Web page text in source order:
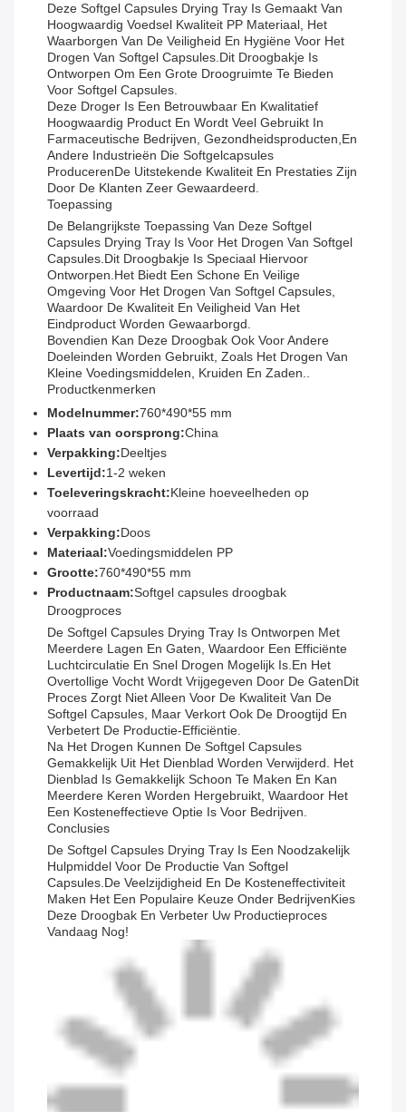
Deze Softgel Capsules Drying Tray Is Gemaakt Van
Hoogwaardig Voedsel Kwaliteit PP Materiaal, Het
Waarborgen Van De Veiligheid En Hygiëne Voor Het
Drogen Van Softgel Capsules.dit Droogbakje Is
Ontworpen Om Een Grote Droogruimte Te Bieden
Voor Softgel Capsules.
Deze Droger Is Een Betrouwbaar En Kwalitatief
Hoogwaardig Product En Wordt Veel Gebruikt In
Farmaceutische Bedrijven, Gezondheidsproducten,en
Andere Industrieën Die Softgelcapsules
ProducerenDe Uitstekende Kwaliteit En Prestaties Zijn
Door De Klanten Zeer Gewaardeerd.
Toepassing
De Belangrijkste Toepassing Van Deze Softgel
Capsules Drying Tray Is Voor Het Drogen Van Softgel
Capsules.Dit Droogbakje Is Speciaal Hiervoor
Ontworpen.Het Biedt Een Schone En Veilige
Omgeving Voor Het Drogen Van Softgel Capsules,
Waardoor De Kwaliteit En Veiligheid Van Het
Eindproduct Worden Gewaarborgd.
Bovendien Kan Deze Droogbak Ook Voor Andere
Doeleinden Worden Gebruikt, Zoals Het Drogen Van
Kleine Voedingsmiddelen, Kruiden En Zaden..
Productkenmerken
Modelnummer:760*490*55 mm
Plaats van oorsprong:China
Verpakking:Deeltjes
Levertijd:1-2 weken
Toeleveringskracht:Kleine hoeveelheden op
voorraad
Verpakking:Doos
Materiaal:Voedingsmiddelen PP
Grootte:760*490*55 mm
Productnaam:Softgel capsules droogbak
Droogproces
De Softgel Capsules Drying Tray Is Ontworpen Met
Meerdere Lagen En Gaten, Waardoor Een Efficiënte
Luchtcirculatie En Snel Drogen Mogelijk Is.en Het
Overtollige Vocht Wordt Vrijgegeven Door De GatenDit
Proces Zorgt Niet Alleen Voor De Kwaliteit Van De
Softgel Capsules, Maar Verkort Ook De Droogtijd En
Verbetert De Productie-Efficiëntie.
Na Het Drogen Kunnen De Softgel Capsules
Gemakkelijk Uit Het Dienblad Worden Verwijderd. Het
Dienblad Is Gemakkelijk Schoon Te Maken En Kan
Meerdere Keren Worden Hergebruikt, Waardoor Het
Een Kosteneffectieve Optie Is Voor Bedrijven.
Conclusies
De Softgel Capsules Drying Tray Is Een Noodzakelijk
Hulpmiddel Voor De Productie Van Softgel
Capsules.De Veelzijdigheid En De Kosteneffectiviteit
Maken Het Een Populaire Keuze Onder BedrijvenKies
Deze Droogbak En Verbeter Uw Productieproces
Vandaag Nog!